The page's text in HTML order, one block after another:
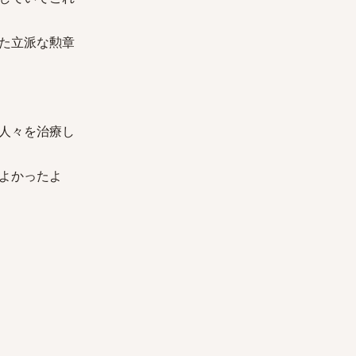
立派な勲章
々を治療し
かったよ